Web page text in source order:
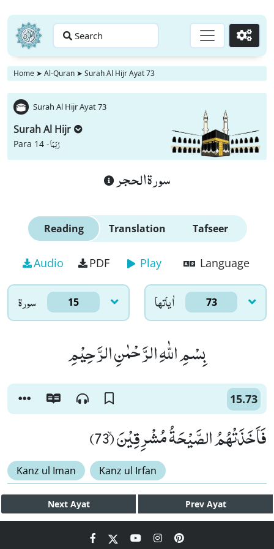
Search Go
Home ➤ Al-Quran ➤ Surah Al Hijr Ayat 73
Surah Al Hijr Ayat 73
Surah Al Hijr
Para 14 -رُبَمَا
سورة الحجر
Reading Translation Tafseer
Audio PDF Play Language
سورۃ 15 اٰياتها 73
بِسْمِ اللّٰهِ الرَّحْمٰنِ الرَّحِیْمِ
15.73
فَاَخَذَتْهُمُ الصَّیْحَةُ مُشْرِقِیْنَۙ (73)
Kanz ul Iman Kanz ul Irfan
Next Ayat Prev Ayat